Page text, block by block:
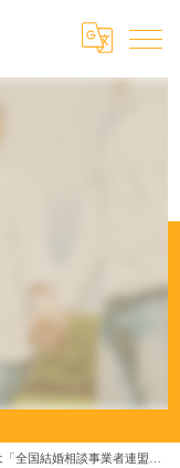
全国結婚相談事業者連盟」の新年会